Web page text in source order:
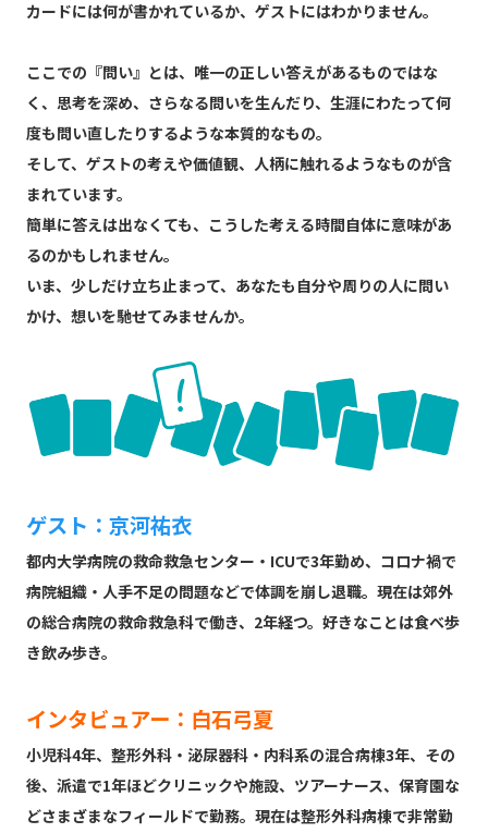
カードには何が書かれているか、ゲストにはわかりません。
ここでの『問い』とは、唯一の正しい答えがあるものではな
く、思考を深め、さらなる問いを生んだり、生涯にわたって何
度も問い直したりするような本質的なもの。
そして、ゲストの考えや価値観、人柄に触れるようなものが含
まれています。
簡単に答えは出なくても、こうした考える時間自体に意味があ
るのかもしれません。
いま、少しだけ立ち止まって、あなたも自分や周りの人に問い
かけ、想いを馳せてみませんか。
ゲスト：京河祐衣
都内大学病院の救命救急センター・ICUで3年勤め、コロナ禍で
病院組織・人手不足の問題などで体調を崩し退職。現在は郊外
の総合病院の救命救急科で働き、2年経つ。好きなことは食べ歩
き飲み歩き。
インタビュアー：白石弓夏
小児科4年、整形外科・泌尿器科・内科系の混合病棟3年、その
後、派遣で1年ほどクリニックや施設、ツアーナース、保育園な
どさまざまなフィールドで勤務。現在は整形外科病棟で非常勤